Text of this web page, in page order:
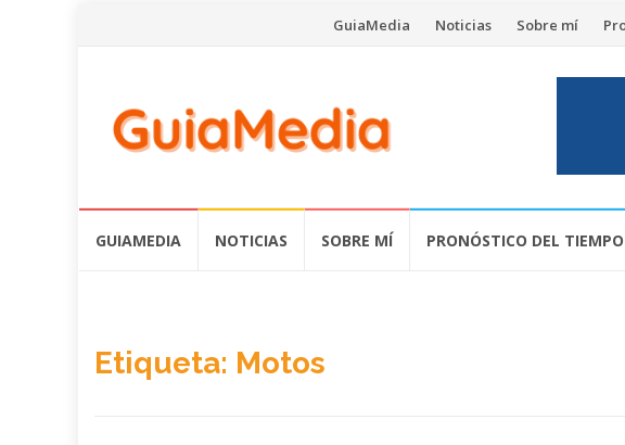
Saltar
contenido
GuiaMedia Noticias Sobre mí
GUIAMEDIA NOTICIAS SOBRE MÍ PRONÓSTICO DEL
Etiqueta: Motos